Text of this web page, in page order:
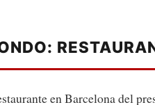
en Barcelona del